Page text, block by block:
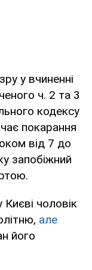
у вчиненні
ч. 2 та 3
кодексу
покарання
від 7 до
запобіжний
Києві чоловік
але
його